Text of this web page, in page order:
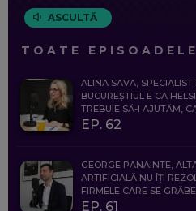
ASCULTĂ
TOATE EPISOADELE
ALINA SAVA,
BUCUREȘTIUL E CA
TREBUIE SĂ-I AJUTĂM,
EP. 62
GEORGE PANAINTE,
ARTIFICIALĂ NU ÎȚI
FIRMELE CARE SE
EP. 61